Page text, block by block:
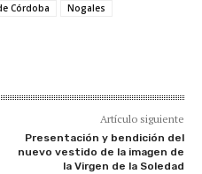
Córdoba Nogales
Artículo siguiente
Presentación y bendición del
nuevo vestido de la imagen de
la Virgen de la Soledad